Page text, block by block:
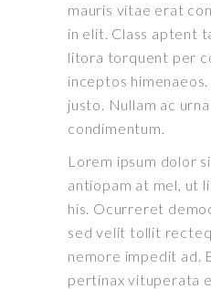
mauris vitae erat
in elit. Class aptent
litora torquent per
inceptos
justo. Nullam ac
condimentum.
Lorem ipsum dolor
antiopam at mel, ut
his. Ocurreret
sed velit tollit
nemore impedit ad.
pertinax vituperata